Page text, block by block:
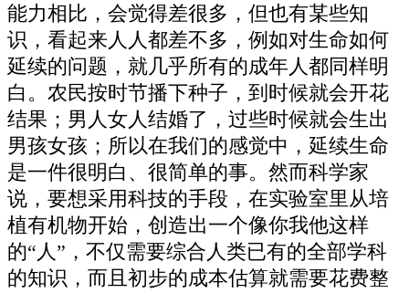
能力相比，会觉得差很多，但也有某些知
识，看起来人人都差不多，例如对生命如何
延续的问题，就几乎所有的成年人都同样明
白。农民按时节播下种子，到时候就会开花
结果；男人女人结婚了，过些时候就会生出
男孩女孩；所以在我们的感觉中，延续生命
是一件很明白、很简单的事。然而科学家
说，要想采用科技的手段，在实验室里从培
植有机物开始，创造出一个像你我他这样
的“人”，不仅需要综合人类已有的全部学科
的知识，而且初步的成本估算就需要花费整